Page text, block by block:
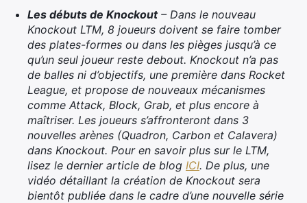
Les débuts de Knockout–Dans le nouveau
Knockout LTM, 8 joueurs doivent se faire tomber
des plates-formes ou dans les pièges jusqu’à ce
qu’un seul joueur reste debout. Knockout n’a pas
de balles ni d’objectifs, une première dans Rocket
League, et propose de nouveaux mécanismes
comme Attack, Block, Grab, et plus encore à
maîtriser. Les joueurs s’affronteront dans 3
nouvelles arènes (Quadron, Carbon et Calavera)
dans Knockout. Pour en savoir plus sur le LTM,
lisez le dernier article de blog ICI. De plus, une
vidéo détaillant la création de Knockout sera
bientôt publiée dans le cadre d’une nouvelle série